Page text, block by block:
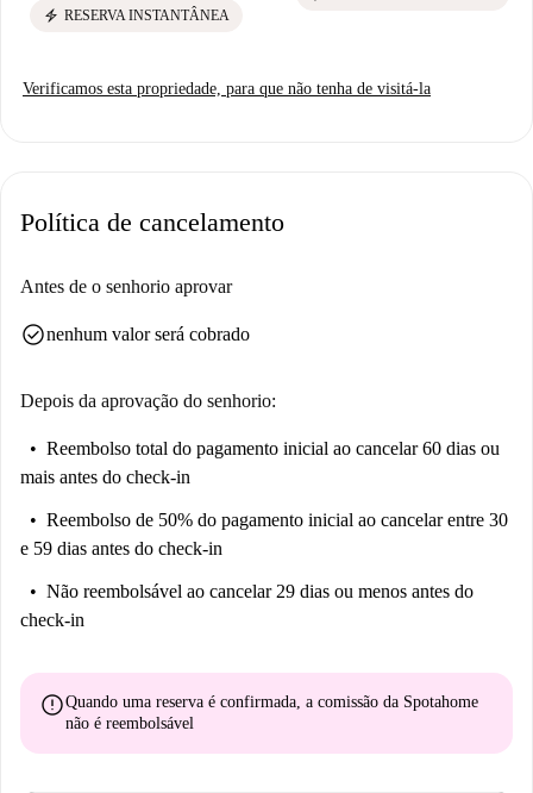
electric_bolt RESERVA INSTANTÂNEA
Verificamos esta propriedade, para que não tenha de visitá-la
Política de cancelamento
Antes de o senhorio aprovar
check_circlenenhum valor será cobrado
Depois da aprovação do senhorio:
Reembolso total do pagamento inicial ao cancelar 60 dias ou
mais antes do check-in
Reembolso de 50% do pagamento inicial ao cancelar entre 30
e 59 dias antes do check-in
Não reembolsável ao cancelar 29 dias ou menos antes do
check-in
errorQuando uma reserva é confirmada, a comissão da Spotahome
não é reembolsável